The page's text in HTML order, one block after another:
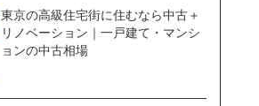
東京の高級住宅街に住むなら中古＋
リノベーション｜一戸建て・マンシ
ョンの中古相場